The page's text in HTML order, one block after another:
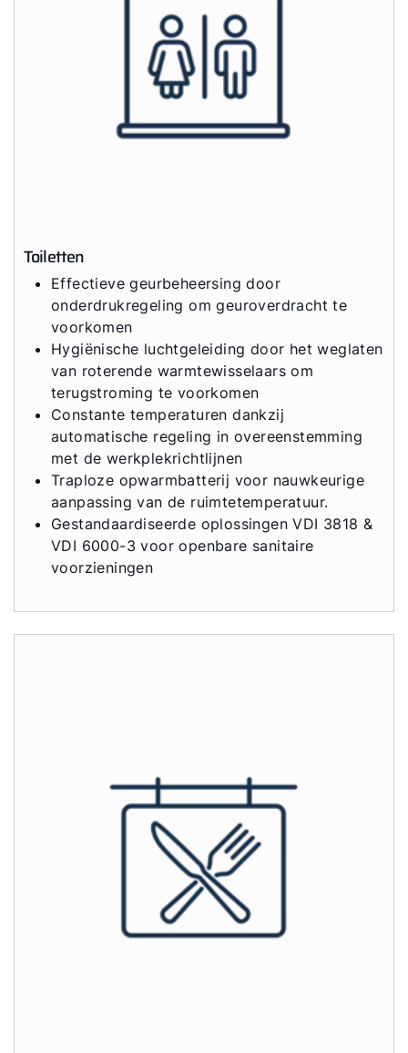
Toiletten
Effectieve geurbeheersing door
onderdrukregeling om geuroverdracht te
voorkomen
Hygiënische luchtgeleiding door het weglaten
van roterende warmtewisselaars om
terugstroming te voorkomen
Constante temperaturen dankzij
automatische regeling in overeenstemming
met de werkplekrichtlijnen
Traploze opwarmbatterij voor nauwkeurige
aanpassing van de ruimtetemperatuur.
Gestandaardiseerde oplossingen VDI 3818 &
VDI 6000-3 voor openbare sanitaire
voorzieningen